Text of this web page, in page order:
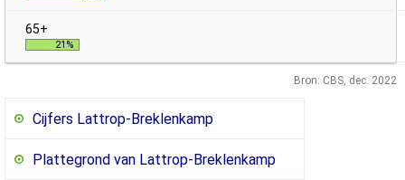
21%
Bron: CBS, dec. 2022
Cijfers Lattrop-Breklenkamp
Plattegrond van Lattrop-Breklenkamp